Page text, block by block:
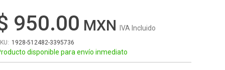
950.00 IVA Incluido
1928-512482-3395736
disponible para envío inmediato